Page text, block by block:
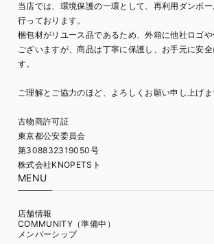
当店では、環境保護の一環として、再利用ダンボ
行っております。
梱包材がリユース品であるため、外箱に他社ロゴ
ございますが、商品は丁寧に保護し、お手元に安
す。
ご理解とご協力のほど、よろしくお願い申し上げま
古物商許可証
東京都公安委員会
第308832319050号
株式会社KNOPETSト
MENU
店舗情報
COMMUNITY（準備中）
メンバーシップ